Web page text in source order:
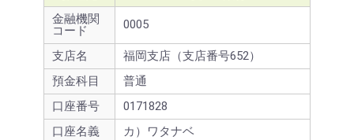
金融機関
コード
0005
支店名
福岡支店（支店番号652）
預金科目
普通
口座番号
0171828
口座名義
カ）ワタナベ